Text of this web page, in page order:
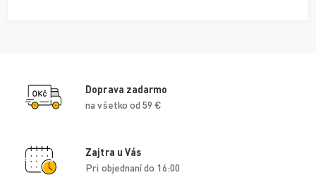
Doprava zadarmo
na všetko od 59 €
Zajtra u Vás
Pri objednaní do 16:00